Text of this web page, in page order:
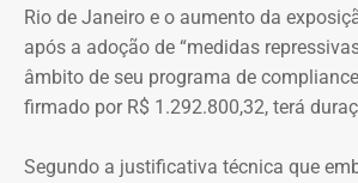
Aumento de gastos com
exterior
Entre janeiro de 2022 e 14 de julho de
estadual registrou R$ 84,13 milhões
Rio de Janeiro e o aumento da
após a adoção de “medidas
âmbito de seu programa de
firmado por R$ 1.292.800,32, terá
Segundo a justificativa técnica que